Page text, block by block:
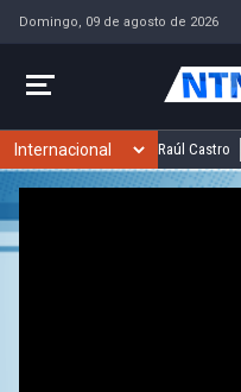
Domingo, 09 de agosto de 2026
Raúl Castro